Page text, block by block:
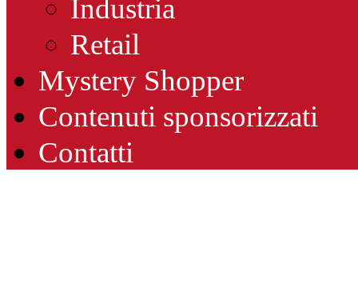
Industria
Retail
Mystery Shopper
Contenuti sponsorizzati
Contatti